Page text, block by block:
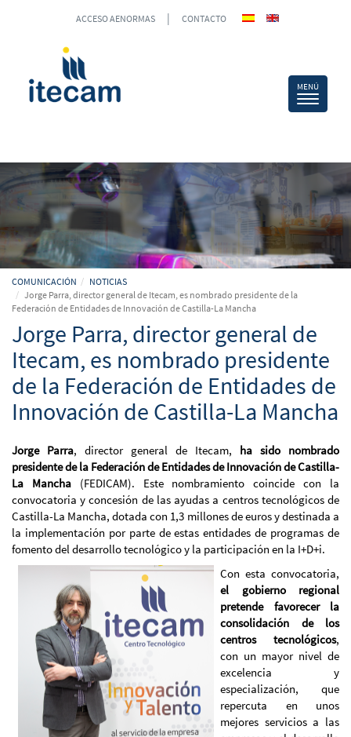
ACCESO AENORMAS | CONTACTO
COMUNICACIÓN
NOTICIAS
Jorge Parra, director general de Itecam, es nombrado presidente de la
Federación de Entidades de Innovación de Castilla-La Mancha
Jorge Parra, director general de
Itecam, es nombrado presidente
de la Federación de Entidades de
Innovación de Castilla-La Mancha
Jorge Parra, director general de Itecam, ha sido nombrado
presidente de la Federación de Entidades de Innovación de Castilla-
La Mancha(FEDICAM). Este nombramiento coincide con la
convocatoria y concesión de las ayudas a centros tecnológicos de
Castilla-La Mancha, dotada con 1,3 millones de euros y destinada a
la implementación por parte de estas entidades de programas de
fomento del desarrollo tecnológico y la participación en la I+D+i.
Con esta convocatoria,
el gobierno regional
pretende favorecer la
consolidación de los
centros tecnológicos,
con un mayor nivel de
excelencia y
especialización, que
repercuta en unos
mejores servicios a las